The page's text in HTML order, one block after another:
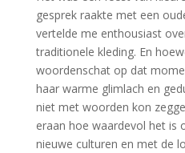
gesprek raakte met een
vertelde me enthousiast
traditionele kleding. En
woordenschat op dat
haar warme glimlach en
niet met woorden kon
eraan hoe waardevol het is
nieuwe culturen en met de